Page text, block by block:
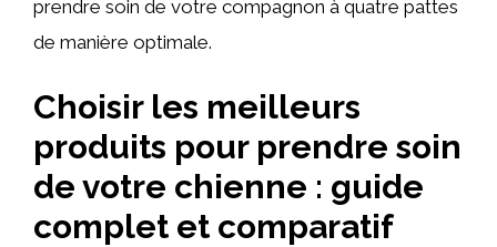
prendre soin de votre compagnon à quatre pattes
de manière optimale.
Choisir les meilleurs
produits pour prendre soin
de votre chienne : guide
complet et comparatif